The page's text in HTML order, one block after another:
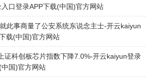
口登录APP下载(中国)官方网站
此事商量了公安系统东说念主士-开云kaiyun
载(中国)官方网站
证科创板芯片指数下降7.0%-开云kaiyun登录
中国)官方网站